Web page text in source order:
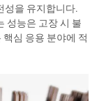
성을 유지합니다.
성능은 고장 시 불
심 응용 분야에 적